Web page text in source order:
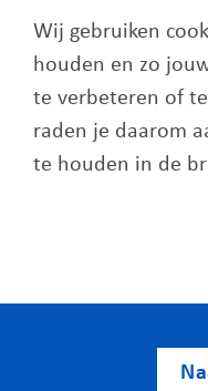
Wij gebruiken
houden en zo
te verbeteren of
raden je daarom
te houden in de